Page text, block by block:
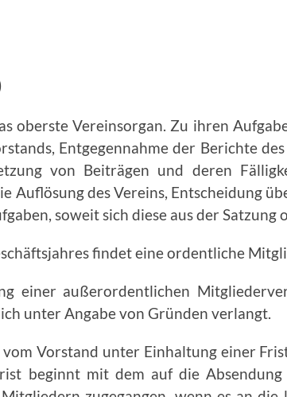
oberste Vereinsorgan. Zu ihren
Entgegennahme der Berichte
von Beiträgen und deren
Auflösung des Vereins, Entscheidung
soweit sich diese aus der Satzung
findet eine ordentliche
einer außerordentlichen
unter Angabe von Gründen verlangt.
Vorstand unter Einhaltung einer
beginnt mit dem auf die Absendung